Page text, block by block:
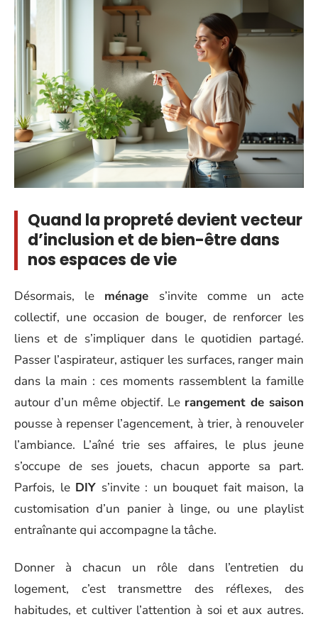
Quand la propreté devient vecteur
d’inclusion et de bien-être dans
nos espaces de vie
Désormais, le ménage s’invite comme un acte
collectif, une occasion de bouger, de renforcer les
liens et de s’impliquer dans le quotidien partagé.
Passer l’aspirateur, astiquer les surfaces, ranger main
dans la main : ces moments rassemblent la famille
autour d’un même objectif. Le rangement de saison
pousse à repenser l’agencement, à trier, à renouveler
l’ambiance. L’aîné trie ses affaires, le plus jeune
s’occupe de ses jouets, chacun apporte sa part.
Parfois, le DIY s’invite : un bouquet fait maison, la
customisation d’un panier à linge, ou une playlist
entraînante qui accompagne la tâche.
Donner à chacun un rôle dans l’entretien du
logement, c’est transmettre des réflexes, des
habitudes, et cultiver l’attention à soi et aux autres.